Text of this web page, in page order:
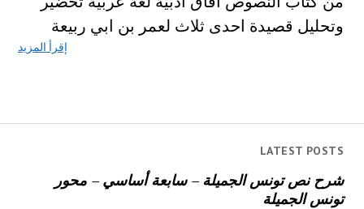
LATEST POSTS
شرح نص تونس الجميلة – سابعة أساسي – محور
تونس الجميلة
وتحليل قصيدة احدى ثلاث لعمر بن ابي ربيعة
إقرأ المزيد